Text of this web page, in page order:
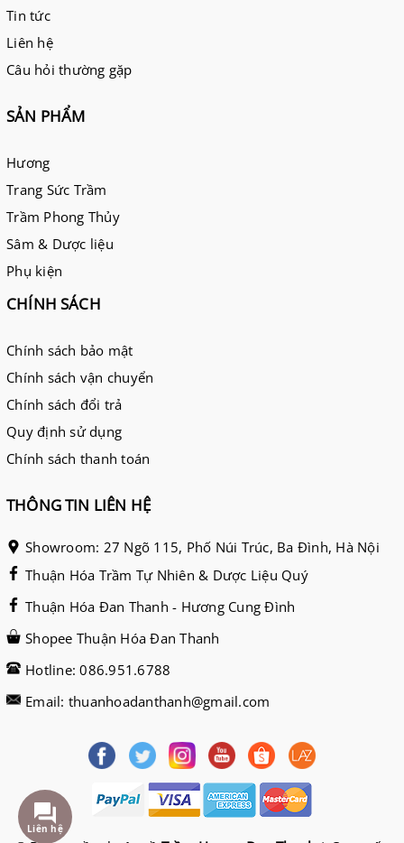
Tin tức
Liên hệ
Câu hỏi thường gặp
SẢN PHẨM
Hương
Trang Sức Trầm
Trầm Phong Thủy
Sâm & Dược liệu
Phụ kiện
CHÍNH SÁCH
Chính sách bảo mật
Chính sách vận chuyển
Chính sách đổi trả
Quy định sử dụng
Chính sách thanh toán
THÔNG TIN LIÊN HỆ
Showroom: 27 Ngõ 115, Phố Núi Trúc, Ba Đình, Hà Nội
Thuận Hóa Trầm Tự Nhiên & Dược Liệu Quý
Thuận Hóa Đan Thanh - Hương Cung Đình
Shopee Thuận Hóa Đan Thanh
Hotline: 086.951.6788
Email: thuanhoadanthanh@gmail.com
Liên hệ